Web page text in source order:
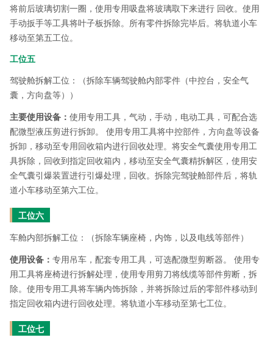
将前后玻璃切割一圈，使用专用吸盘将玻璃取下来进行 回收。使用
手动扳手等工具将叶子板拆除。所有零件拆除完毕后。将轨道小车
移动至第五工位。
工位五
驾驶舱拆解工位：（拆除车辆驾驶舱内部零件（中控台，安全气
囊，方向盘等））
主要使用设备： 使用专用工具，气动，手动，电动工具，可配合选
配微型液压剪进行拆卸。 使用专用工具将中控部件，方向盘等设备
拆卸，移动至专用回收箱内进行回收处理。将安全气囊使用专用工
具拆除，回收到指定回收箱内，移动至安全气囊精拆解区，使用安
全气囊引爆装置进行引爆处理，回收。拆除完驾驶舱部件后，将轨
道小车移动至第六工位。
工位六
车舱内部拆解工位：（拆除车辆座椅，内饰，以及电线等部件）
使用设备： 专用吊车，配套专用工具，可选配微型剪断器。 使用专
用工具将座椅进行拆解处理，使用专用剪刀将线缆等部件剪断，拆
除。使用专用工具将车辆内饰拆除，并将拆除过后的零部件移动到
指定回收箱内进行回收处理。将轨道小车移动至第七工位。
工位七